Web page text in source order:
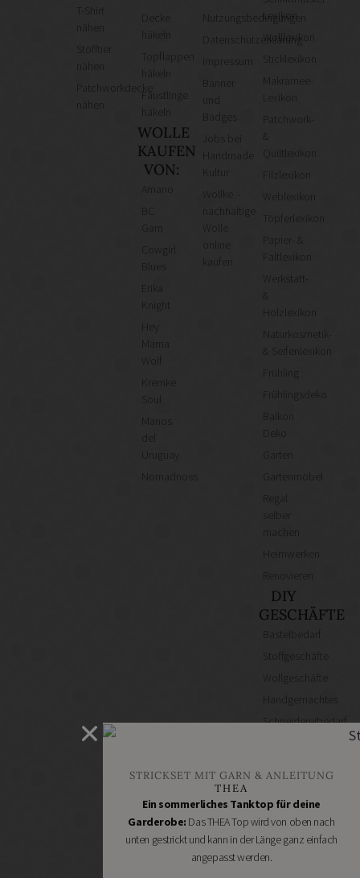
T-Shirt
Stofftier
Patchworkdecke
häkeln
Topflappen
häkeln
Fäustlinge
häkeln
WOLLE
KAUFEN
VON:
Cowgirl
Knight
Mama
Wolf
Kremke
Manos
Uruguay
Nomadnoss
Nutzungsbedingungen
Datenschutzerklärung
Kultur
Wollke –
nachhaltige
kaufen
Lexikon
Wolllexikon
Sticklexikon
Makramee-
Lexikon
Patchwork-
&
Quiltlexikon
Filzlexikon
Weblexikon
Töpferlexikon
Papier- &
Faltlexikon
Werkstatt-
&
Holzlexikon
Naturkosmetik-
& Seifenlexikon
Frühling
Frühlingsdeko
Deko
Garten
Gartenmöbel
Regal
Heimwerken
DIY
GESCHÄFTE
Bastelbedarf
Stoffgeschäfte
Wollgeschäfte
Handgemachtes
Schneidereibedarf
Handarbeitszubehör
Online
Shops
Schmuckzubehör
Nähmaschinen
STRICKSET MIT GARN & ANLEITUNG
THEA
Ein sommerliches Tanktop für deine
Garderobe: Das THEA Top wird von oben nach
unten gestrickt und kann in der Länge ganz einfach
angepasst werden.